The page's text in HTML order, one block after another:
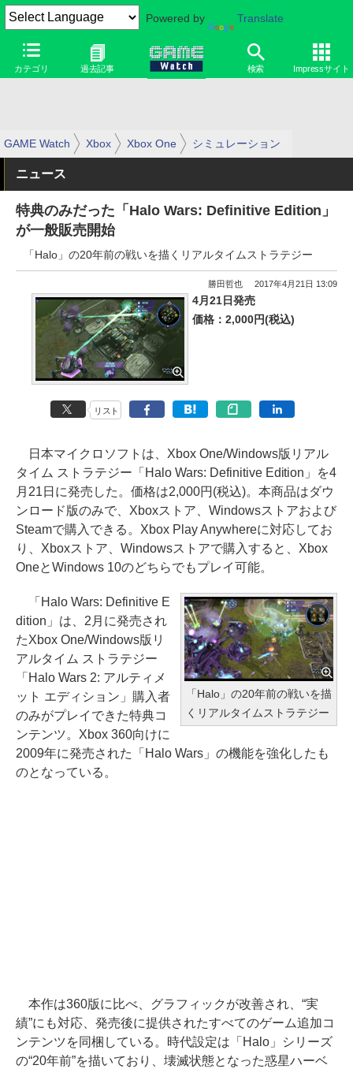
Powered by Translate
カテゴリ 過去記事 検索 Impressサイト
GAME Watch Xbox Xbox One シミュレーション
ニュース
特典のみだった「Halo Wars: Definitive Edition」
が一般販売開始
「Halo」の20年前の戦いを描くリアルタイムストラテジー
勝田哲也 2017年4月21日 13:09
4月21日発売
価格：2,000円(税込)
リスト
日本マイクロソフトは、Xbox One/Windows版リアル
タイム ストラテジー「Halo Wars: Definitive Edition」を4
月21日に発売した。価格は2,000円(税込)。本商品はダウ
ンロード版のみで、Xboxストア、Windowsストアおよび
Steamで購入できる。Xbox Play Anywhereに対応してお
り、Xboxストア、Windowsストアで購入すると、Xbox
OneとWindows 10のどちらでもプレイ可能。
「Halo」の20年前の戦いを描
くリアルタイムストラテジー
「Halo Wars: Definitive E
dition」は、2月に発売され
たXbox One/Windows版リ
アルタイム ストラテジー
「Halo Wars 2: アルティメ
ット エディション」購入者
のみがプレイできた特典コ
ンテンツ。Xbox 360向けに
2009年に発売された「Halo Wars」の機能を強化したも
のとなっている。
本作は360版に比べ、グラフィックが改善され、“実
績”にも対応、発売後に提供されたすべてのゲーム追加コ
ンテンツを同梱している。時代設定は「Halo」シリーズ
の“20年前”を描いており、壊滅状態となった惑星ハーベ